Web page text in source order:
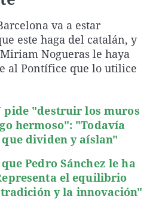
Gente viajera
Como el perro y el
Retornados
Equipo de
Operación Viuda
Galicia
La Rioja
Navarra
Televisión
Elecciones
va a estar
este haga del catalán, y
Nogueras le haya
al Pontífice que lo utilice
pide "destruir los muros
hermoso": "Todavía
dividen y aíslan"
Pedro Sánchez le ha
el equilibrio
y la innovación"